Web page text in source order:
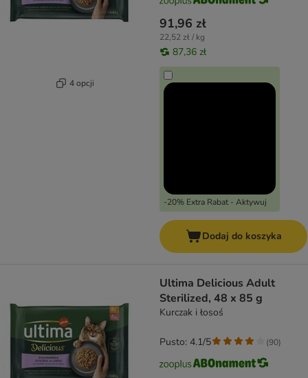
4 opcji
91,96 zł
22,52 zł / kg
87,36 zł
-20% Extra Rabat - Aktywuj
Dodaj do koszyka
Ultima Delicious Adult
Sterilized, 48 x 85 g
Kurczak i łosoś
Pusto: 4.1/5 (90)